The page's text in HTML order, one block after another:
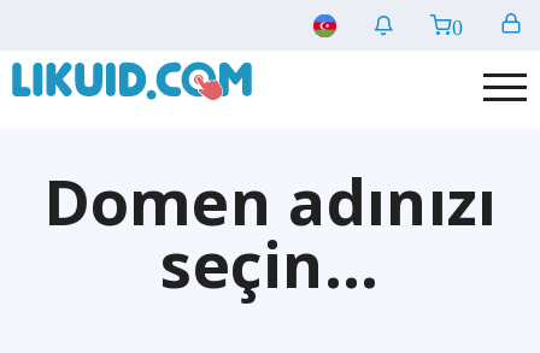
0
Domen adınızı
seçin...